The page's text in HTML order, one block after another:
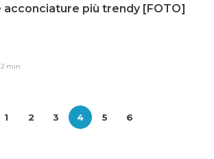
acconciature più trendy [FOTO]
2 min
1 2 3 4 5 6